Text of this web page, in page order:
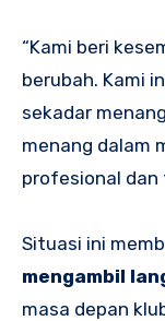
“Kami beri
berubah. Kami
sekadar
menang dalam
profesional dan
Situasi ini
mengambil
masa depan